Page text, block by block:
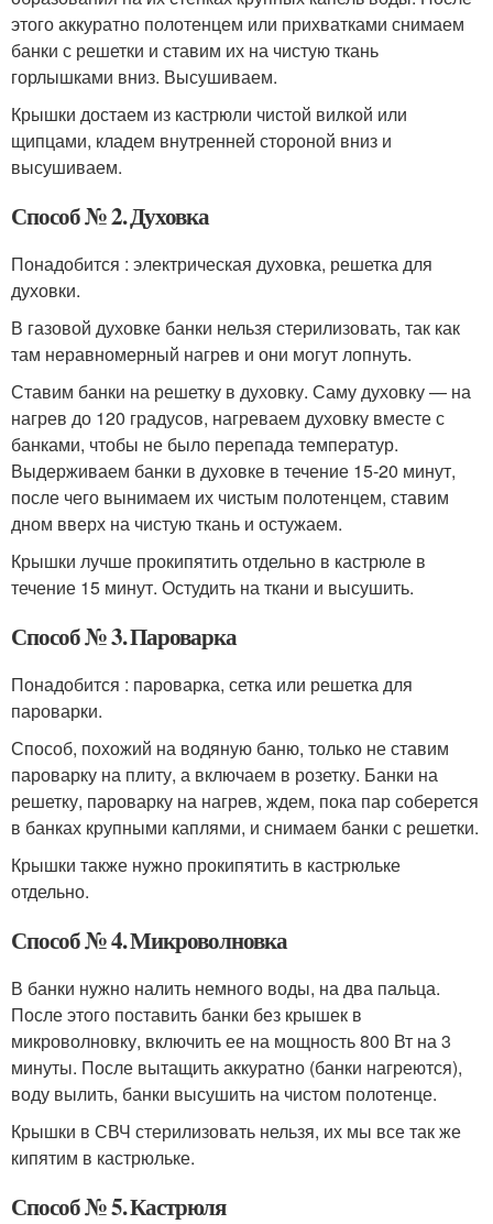
этого аккуратно полотенцем или прихватками снимаем
банки с решетки и ставим их на чистую ткань
горлышками вниз. Высушиваем.
Крышки достаем из кастрюли чистой вилкой или
щипцами, кладем внутренней стороной вниз и
высушиваем.
Способ № 2. Духовка
Понадобится : электрическая духовка, решетка для
духовки.
В газовой духовке банки нельзя стерилизовать, так как
там неравномерный нагрев и они могут лопнуть.
Ставим банки на решетку в духовку. Саму духовку — на
нагрев до 120 градусов, нагреваем духовку вместе с
банками, чтобы не было перепада температур.
Выдерживаем банки в духовке в течение 15-20 минут,
после чего вынимаем их чистым полотенцем, ставим
дном вверх на чистую ткань и остужаем.
Крышки лучше прокипятить отдельно в кастрюле в
течение 15 минут. Остудить на ткани и высушить.
Способ № 3. Пароварка
Понадобится : пароварка, сетка или решетка для
пароварки.
Способ, похожий на водяную баню, только не ставим
пароварку на плиту, а включаем в розетку. Банки на
решетку, пароварку на нагрев, ждем, пока пар соберется
в банках крупными каплями, и снимаем банки с решетки.
Крышки также нужно прокипятить в кастрюльке
отдельно.
Способ № 4. Микроволновка
В банки нужно налить немного воды, на два пальца.
После этого поставить банки без крышек в
микроволновку, включить ее на мощность 800 Вт на 3
минуты. После вытащить аккуратно (банки нагреются),
воду вылить, банки высушить на чистом полотенце.
Крышки в СВЧ стерилизовать нельзя, их мы все так же
кипятим в кастрюльке.
Способ № 5. Кастрюля